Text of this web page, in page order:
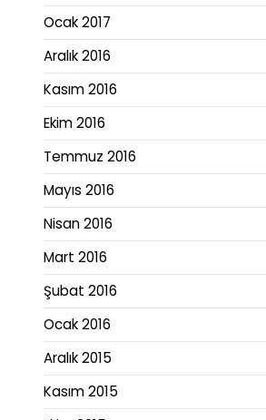
Ocak 2017
Aralık 2016
Kasım 2016
Ekim 2016
Temmuz 2016
Mayıs 2016
Nisan 2016
Mart 2016
Şubat 2016
Ocak 2016
Aralık 2015
Kasım 2015